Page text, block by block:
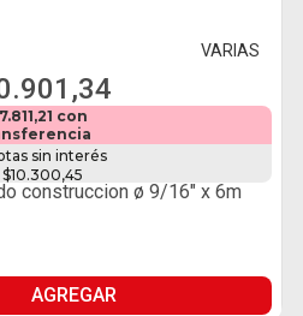
VARIAS
con
sin interés
construccion ø 9/16" x 6m
AGREGAR